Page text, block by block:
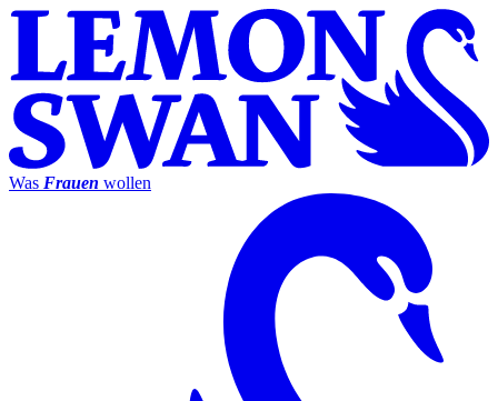
Was Frauen wollen